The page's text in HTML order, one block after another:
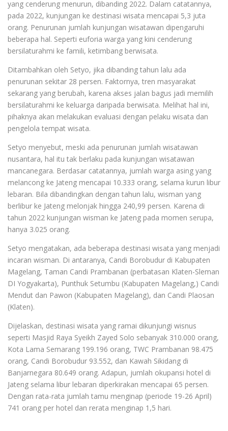
yang cenderung menurun, dibanding 2022. Dalam catatannya,
pada 2022, kunjungan ke destinasi wisata mencapai 5,3 juta
orang. Penurunan jumlah kunjungan wisatawan dipengaruhi
beberapa hal. Seperti euforia warga yang kini cenderung
bersilaturahmi ke famili, ketimbang berwisata.
Ditambahkan oleh Setyo, jika dibanding tahun lalu ada
penurunan sekitar 28 persen. Faktornya, tren masyarakat
sekarang yang berubah, karena akses jalan bagus jadi memilih
bersilaturahmi ke keluarga daripada berwisata. Melihat hal ini,
pihaknya akan melakukan evaluasi dengan pelaku wisata dan
pengelola tempat wisata.
Setyo menyebut, meski ada penurunan jumlah wisatawan
nusantara, hal itu tak berlaku pada kunjungan wisatawan
mancanegara. Berdasar catatannya, jumlah warga asing yang
melancong ke Jateng mencapai 10.333 orang, selama kurun libur
lebaran. Bila dibandingkan dengan tahun lalu, wisman yang
berlibur ke Jateng melonjak hingga 240,99 persen. Karena di
tahun 2022 kunjungan wisman ke Jateng pada momen serupa,
hanya 3.025 orang.
Setyo mengatakan, ada beberapa destinasi wisata yang menjadi
incaran wisman. Di antaranya, Candi Borobudur di Kabupaten
Magelang, Taman Candi Prambanan (perbatasan Klaten-Sleman
DI Yogyakarta), Punthuk Setumbu (Kabupaten Magelang,) Candi
Mendut dan Pawon (Kabupaten Magelang), dan Candi Plaosan
(Klaten).
Dijelaskan, destinasi wisata yang ramai dikunjungi wisnus
seperti Masjid Raya Syeikh Zayed Solo sebanyak 310.000 orang,
Kota Lama Semarang 199.196 orang, TWC Prambanan 98.475
orang, Candi Borobudur 93.552, dan Kawah Sikidang di
Banjarnegara 80.649 orang. Adapun, jumlah okupansi hotel di
Jateng selama libur lebaran diperkirakan mencapai 65 persen.
Dengan rata-rata jumlah tamu menginap (periode 19-26 April)
741 orang per hotel dan rerata menginap 1,5 hari.